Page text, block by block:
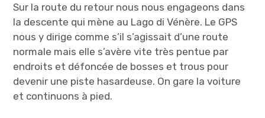
Sur la route du retour nous nous engageons dans
la descente qui mène au Lago di Vénère. Le GPS
nous y dirige comme s’il s’agissait d’une route
normale mais elle s’avère vite très pentue par
endroits et défoncée de bosses et trous pour
devenir une piste hasardeuse. On gare la voiture
et continuons à pied.